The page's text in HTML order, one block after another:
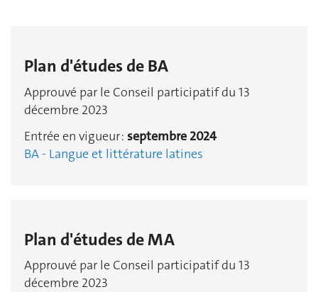
Plan d'études de BA
Approuvé par le Conseil participatif du 13
décembre 2023
Entrée en vigueur : septembre 2024
BA - Langue et littérature latines
Plan d'études de MA
Approuvé par le Conseil participatif du 13
décembre 2023